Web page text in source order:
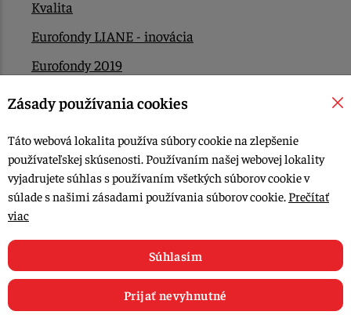
Kvalita
Eurofondy LIANE - inovácia
Eurofondy 2019
Eurofondy 2022/2023
Kontakt
© 2015-2026, LIANA GOLIAŠ s.r.o. všetky práva vyhradené.
Upraviť nastavenia Cookies
Zásady používania cookies
Táto webová lokalita používa súbory cookie na zlepšenie
používateľskej skúsenosti. Používaním našej webovej lokality
vyjadrujete súhlas s používaním všetkých súborov cookie v
súlade s našimi zásadami používania súborov cookie. Prečítať
viac
Súhlasím
Prijať nevyhnutné